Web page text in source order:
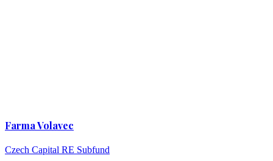
Farma Volavec
Czech Capital RE Subfund